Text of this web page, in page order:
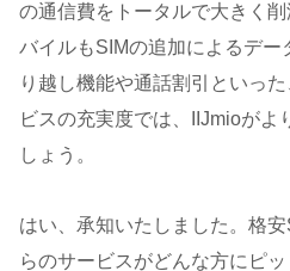
の通信費をトータルで大きく
バイルもSIMの追加によるデー
り越し機能や通話割引といっ
ビスの充実度では、IIJmioがよ
しょう。
はい、承知いたしました。格
らのサービスがどんな方にピ